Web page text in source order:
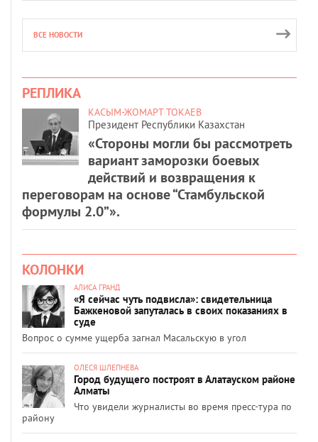
ВСЕ НОВОСТИ
РЕПЛИКА
КАСЫМ-ЖОМАРТ ТОКАЕВ
Президент Республики Казахстан
«Стороны могли бы рассмотреть
вариант заморозки боевых
действий и возвращения к
переговорам на основе “Стамбульской
формулы 2.0”».
КОЛОНКИ
АЛИСА ГРАНД
«Я сейчас чуть подвисла»: свидетельница
Бажкеновой запуталась в своих показаниях в
суде
Вопрос о сумме ущерба загнал Масальскую в угол
ОЛЕСЯ ШЛЕПНЕВА
Город будущего построят в Алатауском районе
Алматы
Что увидели журналисты во время пресс-тура по
району